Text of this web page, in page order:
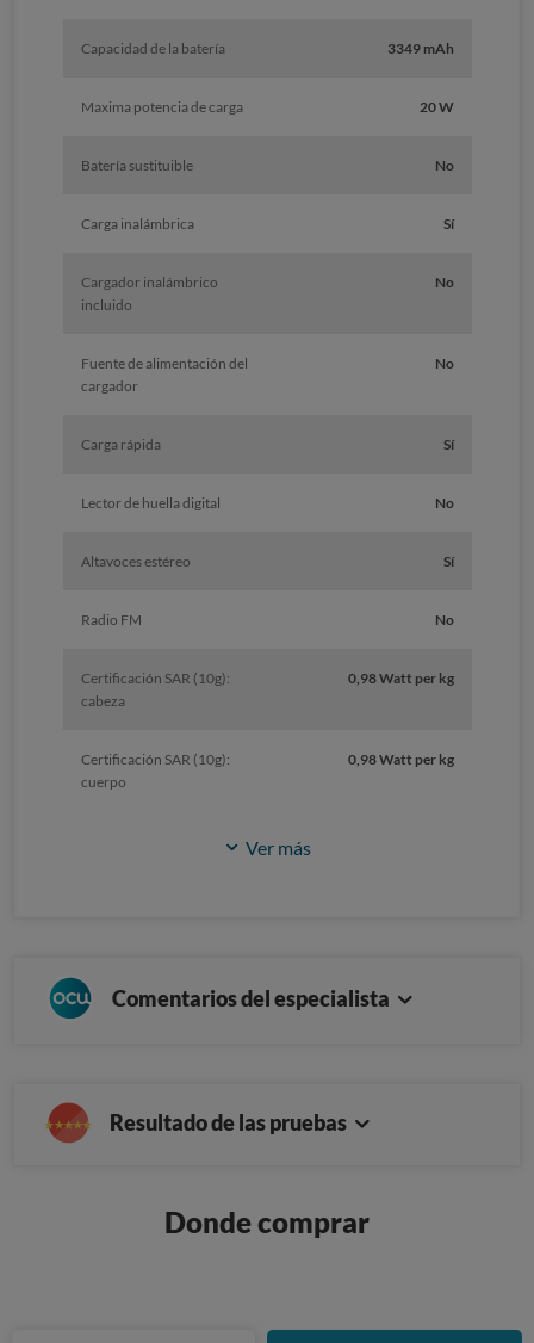
Capacidad de la batería 3349 mAh
Maxima potencia de carga 20 W
Batería sustituible No
Carga inalámbrica Sí
Cargador inalámbrico
incluido
No
Fuente de alimentación del
cargador
No
Carga rápida Sí
Lector de huella digital No
Altavoces estéreo Sí
Radio FM No
Certificación SAR (10g):
cabeza
0,98 Watt per kg
Certificación SAR (10g):
cuerpo
0,98 Watt per kg
Ver más
Comentarios del especialista
Resultado de las pruebas
Donde comprar